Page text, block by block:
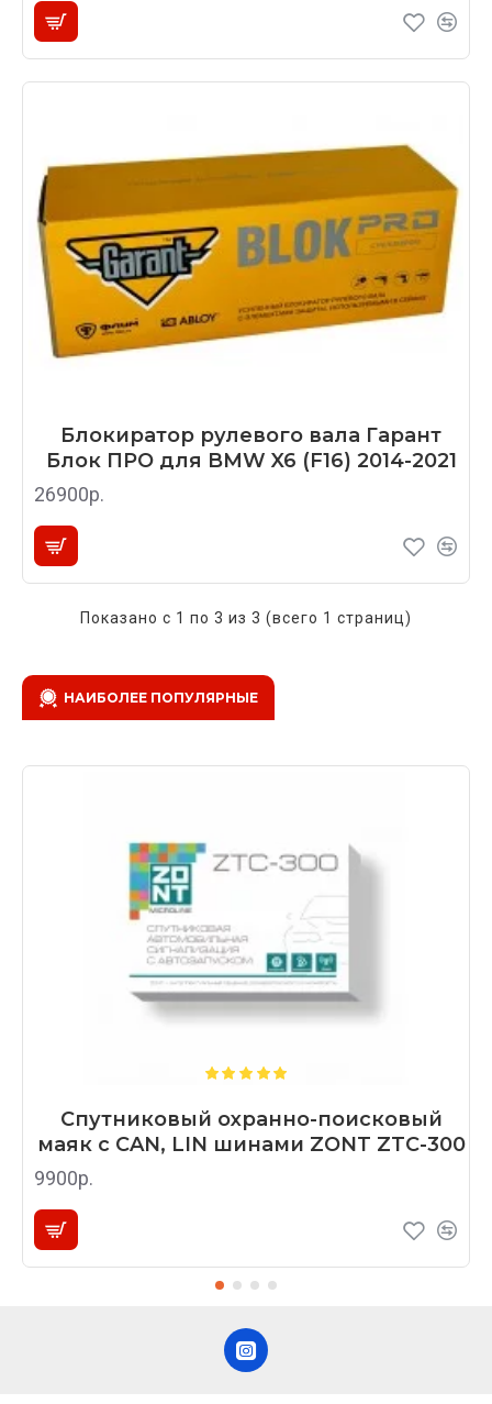
Блокиратор рулевого вала Гарант
Блок ПРО для BMW X6 (F16) 2014-2021
26900р.
Показано с 1 по 3 из 3 (всего 1 страниц)
НАИБОЛЕЕ ПОПУЛЯРНЫЕ
Спутниковый охранно-поисковый
маяк с CAN, LIN шинами ZONT ZTC-300
9900р.